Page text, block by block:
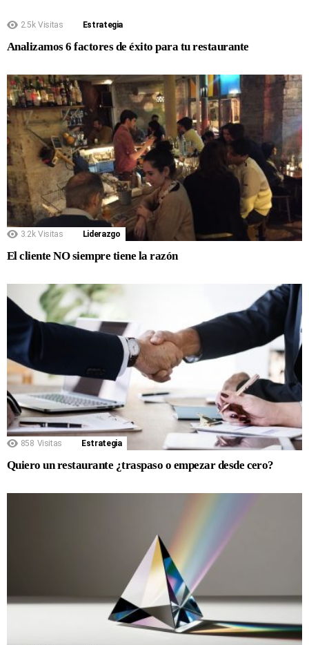
2.5k Visitas Estrategia
Analizamos 6 factores de éxito para tu restaurante
3.2k Visitas Liderazgo
El cliente NO siempre tiene la razón
858 Visitas Estrategia
Quiero un restaurante ¿traspaso o empezar desde cero?